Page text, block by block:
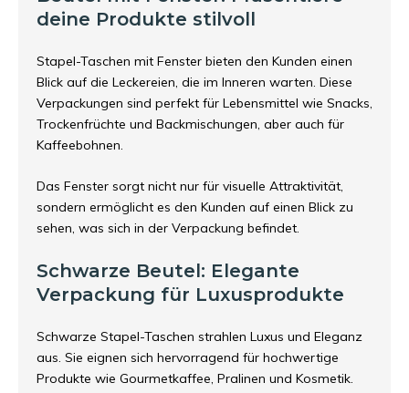
deine Produkte stilvoll
Stapel-Taschen mit Fenster bieten den Kunden einen
Blick auf die Leckereien, die im Inneren warten. Diese
Verpackungen sind perfekt für Lebensmittel wie Snacks,
Trockenfrüchte und Backmischungen, aber auch für
Kaffeebohnen.
Das Fenster sorgt nicht nur für visuelle Attraktivität,
sondern ermöglicht es den Kunden auf einen Blick zu
sehen, was sich in der Verpackung befindet.
Schwarze Beutel: Elegante
Verpackung für Luxusprodukte
Schwarze Stapel-Taschen strahlen Luxus und Eleganz
aus. Sie eignen sich hervorragend für hochwertige
Produkte wie Gourmetkaffee, Pralinen und Kosmetik.